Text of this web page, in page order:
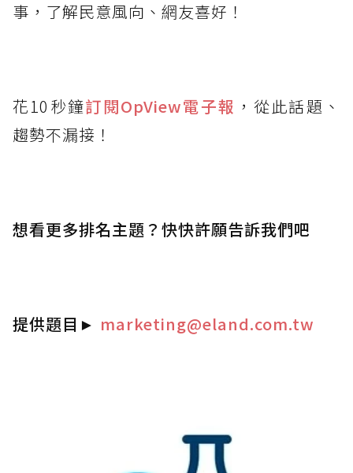
事，了解民意風向、網友喜好！
花10秒鐘訂閱OpView電子報 ，從此話題、
趨勢不漏接！
想看更多排名主題？快快許願告訴我們吧
提供題目 ► marketing@eland.com.tw